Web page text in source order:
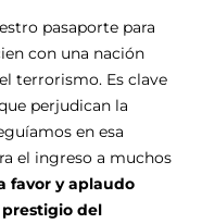
pasaporte para
con una nación
terrorismo. Es clave
perjudican la
en esa
el ingreso a muchos
favor y aplaudo
del